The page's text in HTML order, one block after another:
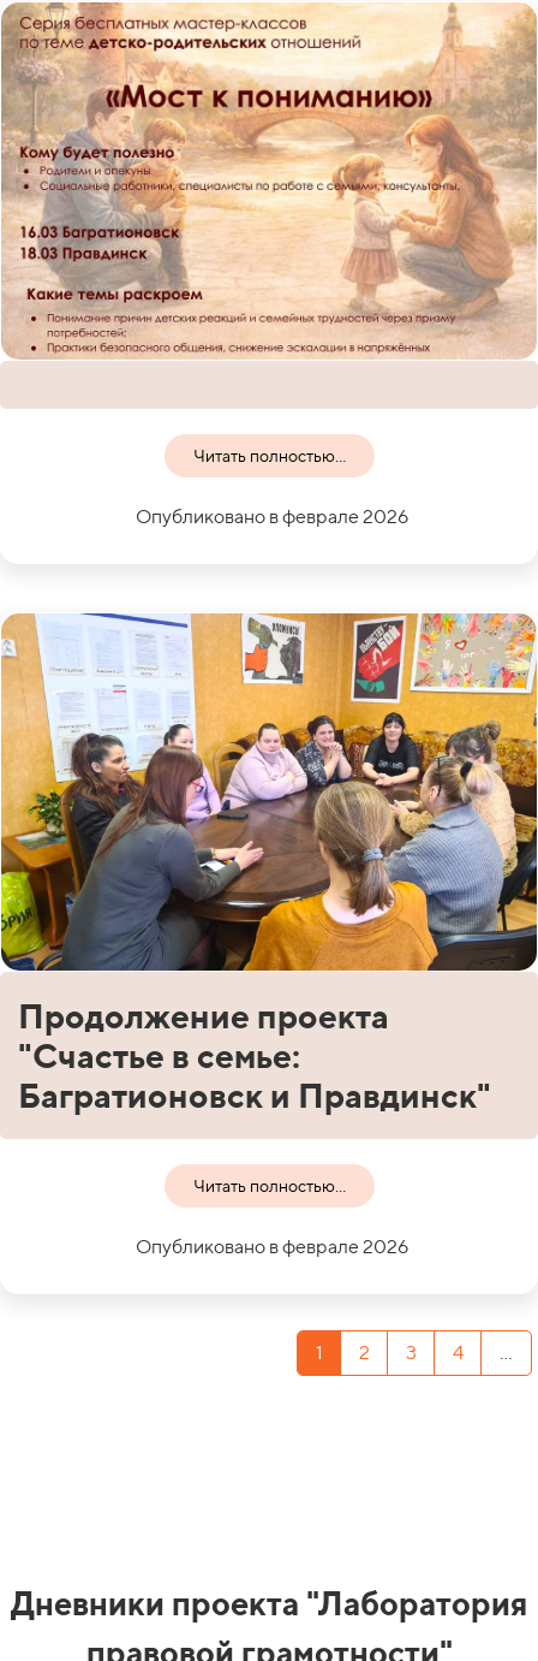
Читать полностью...
Опубликовано в феврале 2026
Продолжение проекта
"Счастье в семье:
Багратионовск и Правдинск"
Читать полностью...
Опубликовано в феврале 2026
1 2 3 4
Дневники проекта "Лаборатория
правовой грамотности"